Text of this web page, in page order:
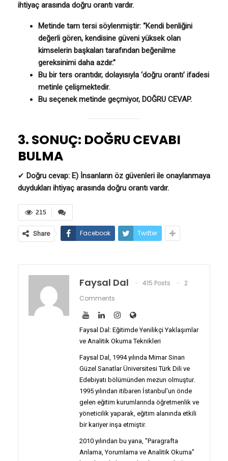
ihtiyaç arasında doğru orantı vardır.
Metinde tam tersi söylenmiştir: “Kendi benliğini
değerli gören, kendisine güveni yüksek olan
kimselerin başkaları tarafından beğenilme
gereksinimi daha azdır.”
Bu bir ters orantıdır, dolayısıyla ‘doğru orantı’ ifadesi
metinle çelişmektedir.
Bu seçenek metinde geçmiyor, DOĞRU CEVAP.
3. SONUÇ: DOĞRU CEVABI
BULMA
✔ Doğru cevap: E) İnsanların öz güvenleri ile onaylanmaya
duydukları ihtiyaç arasında doğru orantı vardır.
215
Share Facebook Twitter
Faysal Dal 415 Posts
2
Comments
Faysal Dal: Eğitimde Yenilikçi Yaklaşımlar
ve Analitik Okuma Teknikleri
Faysal Dal, 1994 yılında Mimar Sinan
Güzel Sanatlar Üniversitesi Türk Dili ve
Edebiyatı bölümünden mezun olmuştur.
1995 yılından itibaren İstanbul’un önde
gelen eğitim kurumlarında öğretmenlik ve
yöneticilik yaparak, eğitim alanında etkili
bir kariyer inşa etmiştir.
2010 yılından bu yana, "Paragrafta
Anlama, Yorumlama ve Analitik Okuma"